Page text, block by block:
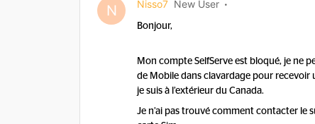
N Nisso7 New User
Bonjour,
Mon compte SelfServe est bloqué, je ne
de Mobile dans clavardage pour recevoir
je suis à l’extérieur du Canada.
Je n’ai pas trouvé comment contacter